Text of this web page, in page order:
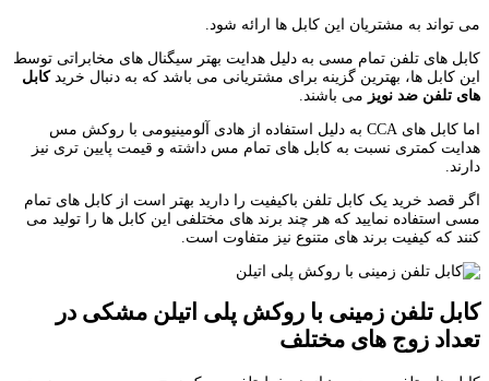
می تواند به مشتریان این کابل ها ارائه شود.
کابل های تلفن تمام مسی به دلیل هدایت بهتر سیگنال های مخابراتی توسط
این کابل ها، بهترین گزینه برای مشتریانی می باشد که به دنبال خریدکابل
های تلفن ضد نویز می باشند.
اما کابل های CCA به دلیل استفاده از هادی آلومینیومی با روکش مس
هدایت کمتری نسبت به کابل های تمام مس داشته و قیمت پایین تری نیز
دارند.
اگر قصد خرید یک کابل تلفن باکیفیت را دارید بهتر است از کابل های تمام
مسی استفاده نمایید که هر چند برند های مختلفی این کابل ها را تولید می
کنند که کیفیت برند های متنوع نیز متفاوت است.
کابل تلفن زمینی با روکش پلی اتیلن مشکی در
تعداد زوج های مختلف